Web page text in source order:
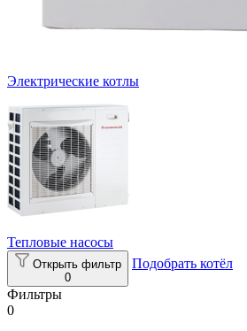
Электрические котлы
Тепловые насосы
Открыть фильтр
0
Подобрать котёл
Фильтры
0